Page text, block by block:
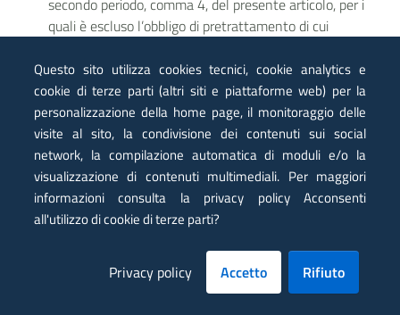
secondo periodo, comma 4, del presente articolo, per i
quali è escluso l’obbligo di pretrattamento di cui
36, anche in deroga alle tipologie individuate nel
provvedimento autorizzativo rilasciato dalla rispettiva
Provincia, a condizione che i rispettivi direttori tecnici li
ritengano compatibili con le caratteristiche tecniche della
discarica. ARPAE Emilia-Romagna fornirà supporto per la
corretta attuazione di quanto previsto dal presente
articolo.
(Procedure di approvazione dei progetti)
Il Commissario delegato ed i soggetti attuatori dal
Questo sito utilizza cookies tecnici, cookie analytics e
cookie di terze parti (altri siti e piattaforme web) per la
personalizzazione della home page, il monitoraggio delle
visite al sito, la condivisione dei contenuti sui social
network, la compilazione automatica di moduli e/o la
visualizzazione di contenuti multimediali. Per maggiori
informazioni consulta la privacy policy Acconsenti
all'utilizzo di cookie di terze parti?
Privacy policy Accetto Rifiuto